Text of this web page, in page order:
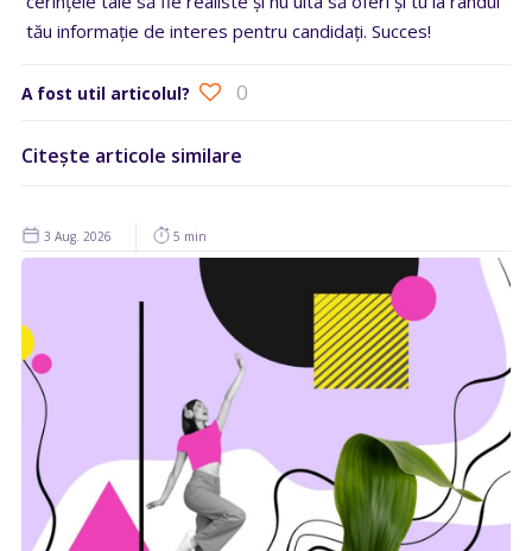
tău informație de interes pentru candidați. Succes!
A fost util articolul? 0
Citește articole similare
3 Aug. 2026 5 min